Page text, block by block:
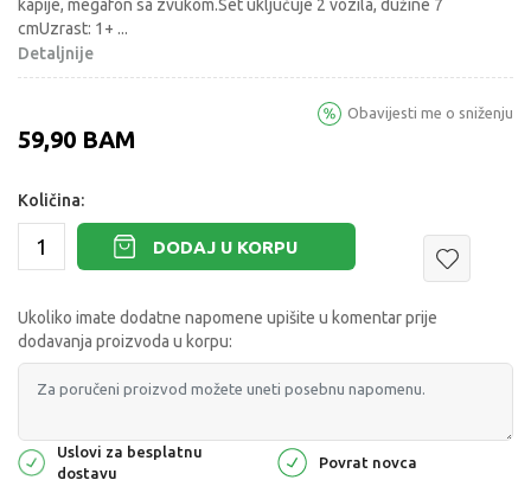
kapije, megafon sa zvukom.Set uključuje 2 vozila, dužine 7
cmUzrast: 1+ ...
Detaljnije
59,90 BAM
Obavijesti me o sniženju
Količina:
DODAJ U KORPU
Ukoliko imate dodatne napomene upišite u komentar prije
dodavanja proizvoda u korpu:
Uslovi za besplatnu
dostavu
Povrat novca